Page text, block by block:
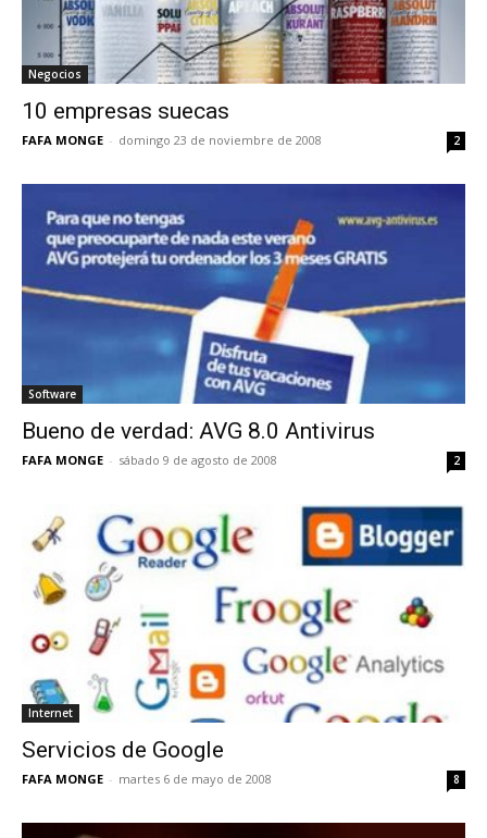
Negocios
10 empresas suecas
FAFA MONGE - domingo 23 de noviembre de 2008 2
Software
Bueno de verdad: AVG 8.0 Antivirus
FAFA MONGE - sábado 9 de agosto de 2008 2
Internet
Servicios de Google
FAFA MONGE - martes 6 de mayo de 2008 8